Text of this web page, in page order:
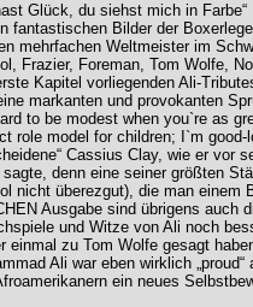
Glück, du siehst mich in Farbe“
fantastischen Bilder der
mehrfachen Weltmeister im
Frazier, Foreman, Tom Wolfe,
Kapitel vorliegenden Ali-
markanten und provokanten
to be modest when you`re as
role model for children; I`m
Cassius Clay, wie er vor
sagte, denn eine seiner größten
nicht überezgut), die man einem
Ausgabe sind übrigens auch
und Witze von Ali noch
einmal zu Tom Wolfe gesagt
Ali war eben wirklich
ein neues